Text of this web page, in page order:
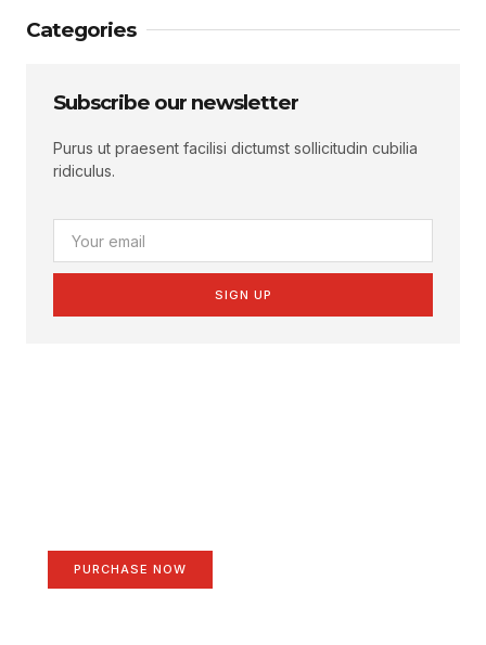
Categories
Subscribe our newsletter
Purus ut praesent facilisi dictumst sollicitudin cubilia
ridiculus.
SIGN UP
PURCHASE NOW